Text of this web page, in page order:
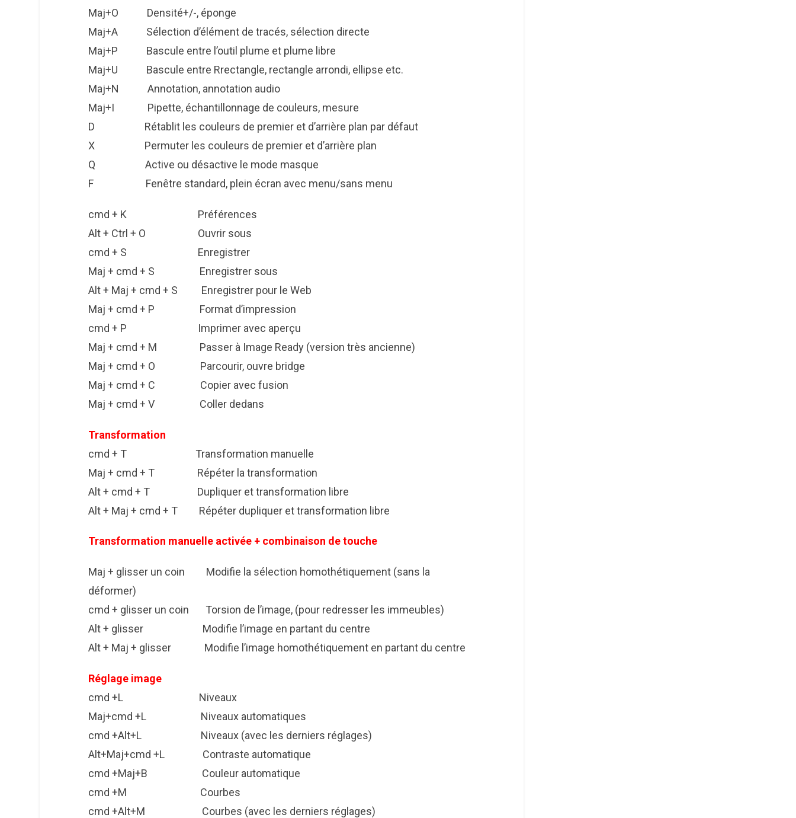
Maj+O Densité+/-, éponge
Maj+A Sélection d’élément de tracés, sélection directe
Maj+P Bascule entre l’outil plume et plume libre
Maj+U Bascule entre Rrectangle, rectangle arrondi, ellipse etc.
Maj+N Annotation, annotation audio
Maj+I Pipette, échantillonnage de couleurs, mesure
D Rétablit les couleurs de premier et d’arrière plan par défaut
X Permuter les couleurs de premier et d’arrière plan
Q Active ou désactive le mode masque
F Fenêtre standard, plein écran avec menu/sans menu
cmd + K Préférences
Alt + Ctrl + O Ouvrir sous
cmd + S Enregistrer
Maj + cmd + S Enregistrer sous
Alt + Maj + cmd + S Enregistrer pour le Web
Maj + cmd + P Format d’impression
cmd + P Imprimer avec aperçu
Maj + cmd + M Passer à Image Ready (version très ancienne)
Maj + cmd + O Parcourir, ouvre bridge
Maj + cmd + C Copier avec fusion
Maj + cmd + V Coller dedans
Transformation
cmd + T Transformation manuelle
Maj + cmd + T Répéter la transformation
Alt + cmd + T Dupliquer et transformation libre
Alt + Maj + cmd + T Répéter dupliquer et transformation libre
Transformation manuelle activée + combinaison de touche
Maj + glisser un coin Modifie la sélection homothétiquement (sans la
déformer)
cmd + glisser un coin Torsion de l’image, (pour redresser les immeubles)
Alt + glisser Modifie l’image en partant du centre
Alt + Maj + glisser Modifie l’image homothétiquement en partant du centre
Réglage image
cmd +L Niveaux
Maj+cmd +L Niveaux automatiques
cmd +Alt+L Niveaux (avec les derniers réglages)
Alt+Maj+cmd +L Contraste automatique
cmd +Maj+B Couleur automatique
cmd +M Courbes
cmd +Alt+M Courbes (avec les derniers réglages)